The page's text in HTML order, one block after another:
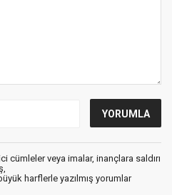
cümleler veya imalar, inançlara saldırı
harflerle yazılmış yorumlar